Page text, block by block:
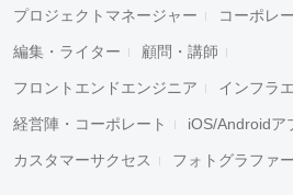
プロジェクトマネージャー コーポレ
編集・ライター 顧問・講師
フロントエンドエンジニア インフラ
経営陣・コーポレート iOS/Androidア
カスタマーサクセス フォトグラファー